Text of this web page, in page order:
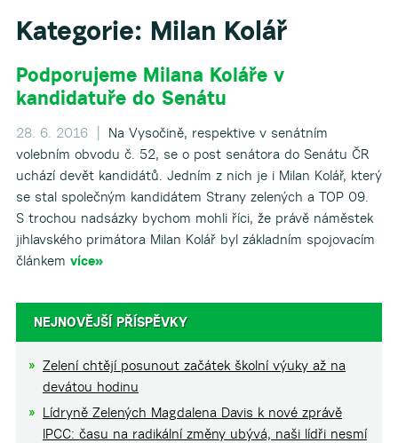
Kategorie: Milan Kolář
Podporujeme Milana Koláře v
kandidatuře do Senátu
28. 6. 2016 |
Na Vysočině, respektive v senátním
volebním obvodu č. 52, se o post senátora do Senátu ČR
uchází devět kandidátů. Jedním z nich je i Milan Kolář, který
se stal společným kandidátem Strany zelených a TOP 09.
S trochou nadsázky bychom mohli říci, že právě náměstek
jihlavského primátora Milan Kolář byl základním spojovacím
článkem více»
NEJNOVĚJŠÍ PŘÍSPĚVKY
Zelení chtějí posunout začátek školní výuky až na
devátou hodinu
Lídryně Zelených Magdalena Davis k nové zprávě
IPCC: času na radikální změny ubývá, naši lídři nesmí